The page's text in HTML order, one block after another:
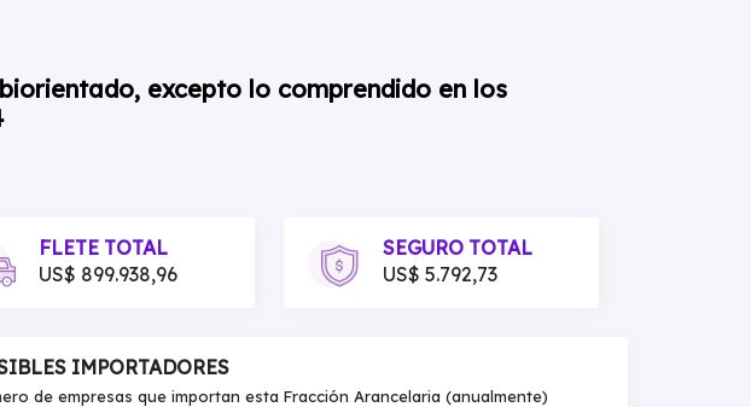
excepto lo comprendido en los
FLETE TOTAL
US$ 899.938,96
SEGURO TOTAL
US$ 5.792,73
IMPORTADORES
de empresas que importan esta Fracción Arancelaria (anualmente)